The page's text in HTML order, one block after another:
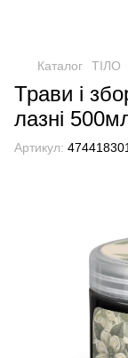
Каталог ТІЛО
Трави і
лазні
Артикул: